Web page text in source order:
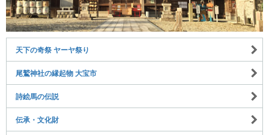
天下の奇祭 ヤーヤ祭り
尾鷲神社の縁起物 大宝市
詩絵馬の伝説
伝承・文化財